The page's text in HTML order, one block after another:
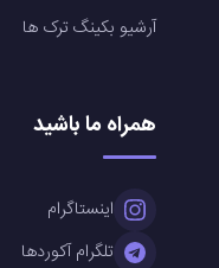
آرشیو بکینگ ترک ها
همراه ما باشید
اینستاگرام
تلگرام آکوردها